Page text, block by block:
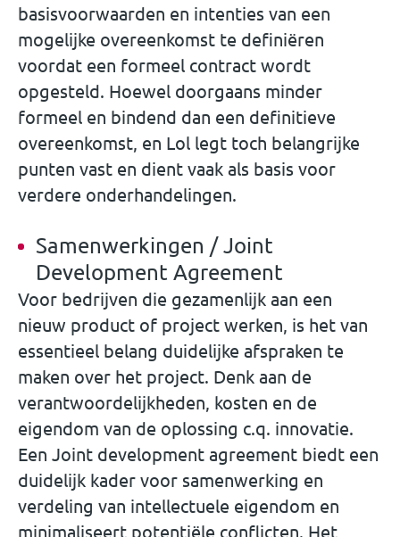
basisvoorwaarden en intenties van een
mogelijke overeenkomst te definiëren
voordat een formeel contract wordt
opgesteld. Hoewel doorgaans minder
formeel en bindend dan een definitieve
overeenkomst, en Lol legt toch belangrijke
punten vast en dient vaak als basis voor
verdere onderhandelingen.
Samenwerkingen / Joint
Development Agreement
Voor bedrijven die gezamenlijk aan een
nieuw product of project werken, is het van
essentieel belang duidelijke afspraken te
maken over het project. Denk aan de
verantwoordelijkheden, kosten en de
eigendom van de oplossing c.q. innovatie.
Een Joint development agreement biedt een
duidelijk kader voor samenwerking en
verdeling van intellectuele eigendom en
minimaliseert potentiële conflicten. Het